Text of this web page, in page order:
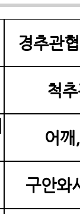
경추관
척
어
구안와